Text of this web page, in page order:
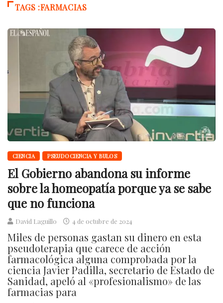
TAGS :FARMACIAS
CIENCIA PSEUDOCIENCIA Y BULOS
El Gobierno abandona su informe
sobre la homeopatía porque ya se sabe
que no funciona
David Laguillo 4 de octubre de 2024
Miles de personas gastan su dinero en esta
pseudoterapia que carece de acción
farmacológica alguna comprobada por la
ciencia Javier Padilla, secretario de Estado de
Sanidad, apeló al «profesionalismo» de las
farmacias para